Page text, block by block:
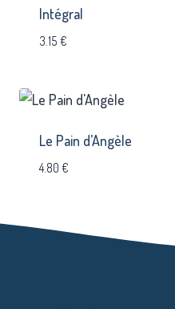
Intégral
3.15 €
Le Pain d’Angèle
4.80 €